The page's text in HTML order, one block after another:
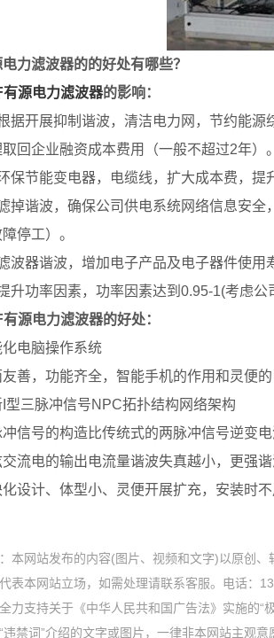
力滤波器的的好处有哪些？
有源电力滤波器的影响：
据开展抑制谐波，清洁电力网，节约能源
回企业融资成本费用（一般不超过2年）。
保节能变电器，电缆线，扩大成本费，提
掉谐波，确保公司供电系统网络信息安
停工）。
波器谐波，增加电子产品及电子器件使用
升功率因素，功率因素达到0.95-1(考虑公
源电力滤波器的好处：
电脑操作系统
友善，功能齐全，智能手机的作用和灵便的
型三脉冲信号NPC拓扑结构网络架构
冲信号的构造比传统式的两脉冲信号逆变
交流电的输出电流量谐波失真越小，更强谐
设计、体型小、灵便开展扩充，安装时
本网站发布的内容(图片、视频和文字)以原创
表本网站立场，如需处理请联系客服。电话：
力支持关于《中华人民共和国广告法》实施的“
违禁词”介绍的文字或图片，一律非本网站主观